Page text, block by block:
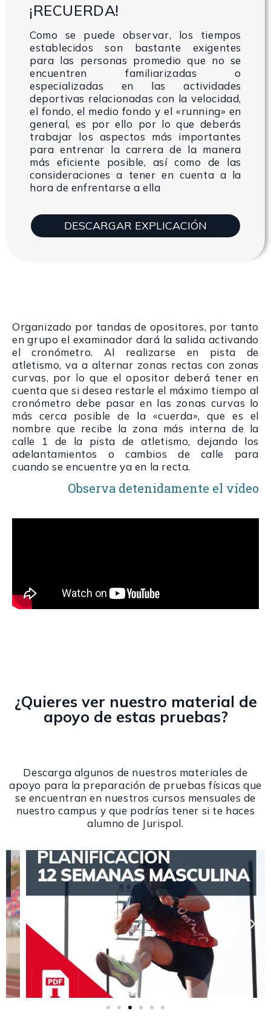
¡RECUERDA!
Como se puede observar, los tiempos
establecidos son bastante exigentes
para las personas promedio que no se
encuentren familiarizadas o
especializadas en las actividades
deportivas relacionadas con la velocidad,
el fondo, el medio fondo y el «running» en
general, es por ello por lo que deberás
trabajar los aspectos más importantes
para entrenar la carrera de la manera
más eficiente posible, así como de las
consideraciones a tener en cuenta a la
hora de enfrentarse a ella
DESCARGAR EXPLICACIÓN
Organizado por tandas de opositores, por tanto
en grupo el examinador dará la salida activando
el cronómetro. Al realizarse en pista de
atletismo, va a alternar zonas rectas con zonas
curvas, por lo que el opositor deberá tener en
cuenta que si desea restarle el máximo tiempo al
cronómetro debe pasar en las zonas curvas lo
más cerca posible de la «cuerda», que es el
nombre que recibe la zona más interna de la
calle 1 de la pista de atletismo, dejando los
adelantamientos o cambios de calle para
cuando se encuentre ya en la recta.
Observa detenidamente el vídeo
¿Quieres ver nuestro material de
apoyo de estas pruebas?
Descarga algunos de nuestros materiales de
apoyo para la preparación de pruebas físicas que
se encuentran en nuestros cursos mensuales de
nuestro campus y que podrías tener si te haces
alumno de Jurispol.